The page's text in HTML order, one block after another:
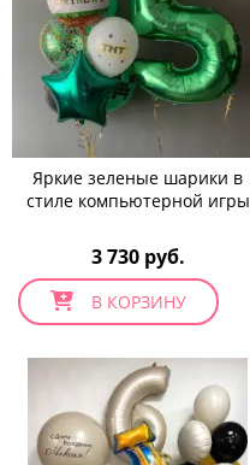
3 730 руб.
Яркие зеленые шарики в
стиле компьютерной игры
В КОРЗИНУ